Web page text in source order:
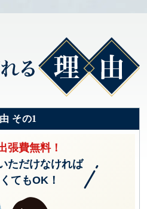
その1
張費無料！
ただけなければ
てもOK！